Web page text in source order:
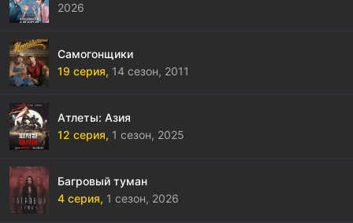
2026
Самогонщики
19 серия, 14 сезон, 2011
Атлеты: Азия
12 серия, 1 сезон, 2025
Багровый туман
4 серия, 1 сезон, 2026